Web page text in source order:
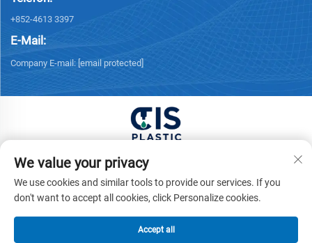
+852-4613 3397
E-Mail:
Company E-mail: [email protected]
Copyright © 2025 China XUONG HOANG TRADING
COMPANY LIMITED Alle Rechte vorbehalten. -
Datenschutzrichtlinie
We value your privacy
We use cookies and similar tools to provide our services. If you
don't want to accept all cookies, click Personalize cookies.
Accept all